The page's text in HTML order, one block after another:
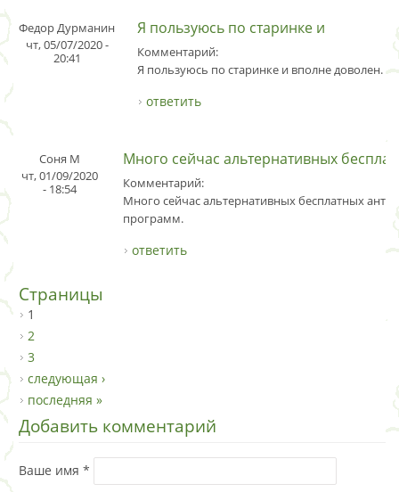
Федор Дурманин
чт, 05/07/2020 -
20:41
Я пользуюсь по cтapинкe и
Комментарий:
Я пользуюсь по cтapинкe и вполне доволен.
ответить
Соня М
чт, 01/09/2020
- 18:54
Много сейчас альтернативных
Комментарий:
Много сейчас альтернативных бесплатных
программ.
ответить
Страницы
1
2
3
следующая ›
последняя »
Добавить комментарий
Ваше имя *